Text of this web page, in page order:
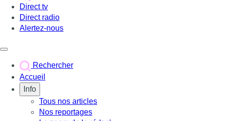
Direct tv
Direct radio
Alertez-nous
Rechercher
Accueil
Info
Tous nos articles
Nos reportages